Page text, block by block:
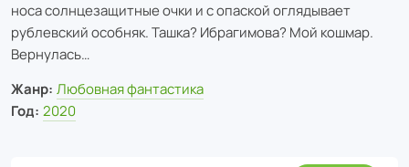
носа солнцезащитные очки и с опаской оглядывает
рублевский особняк. Ташка? Ибрагимова? Мой кошмар.
Вернулась…
Жанр: Любовная фантастика
Год: 2020